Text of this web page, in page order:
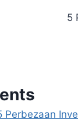
5
Perbezaan